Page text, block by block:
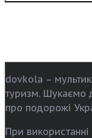
dovkola –
туризм. Шукаємо
про подорожі
При використанні